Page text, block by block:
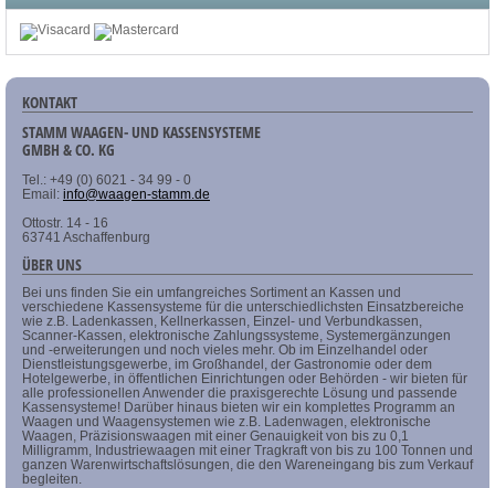
KONTAKT
STAMM WAAGEN- UND KASSENSYSTEME
GMBH & CO. KG
Tel.: +49 (0) 6021 - 34 99 - 0
Email: info@waagen-stamm.de
Ottostr. 14 - 16
63741 Aschaffenburg
ÜBER UNS
Bei uns finden Sie ein umfangreiches Sortiment an Kassen und
verschiedene Kassensysteme für die unterschiedlichsten Einsatzbereiche
wie z.B. Ladenkassen, Kellnerkassen, Einzel- und Verbundkassen,
Scanner-Kassen, elektronische Zahlungssysteme, Systemergänzungen
und -erweiterungen und noch vieles mehr. Ob im Einzelhandel oder
Dienstleistungsgewerbe, im Großhandel, der Gastronomie oder dem
Hotelgewerbe, in öffentlichen Einrichtungen oder Behörden - wir bieten für
alle professionellen Anwender die praxisgerechte Lösung und passende
Kassensysteme! Darüber hinaus bieten wir ein komplettes Programm an
Waagen und Waagensystemen wie z.B. Ladenwagen, elektronische
Waagen, Präzisionswaagen mit einer Genauigkeit von bis zu 0,1
Milligramm, Industriewaagen mit einer Tragkraft von bis zu 100 Tonnen und
ganzen Warenwirtschaftslösungen, die den Wareneingang bis zum Verkauf
begleiten.